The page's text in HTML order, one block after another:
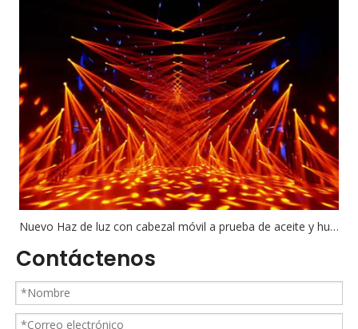
Nuevo Haz de luz con cabezal móvil a prueba de aceite y humo de 300W para Bar,
Contáctenos